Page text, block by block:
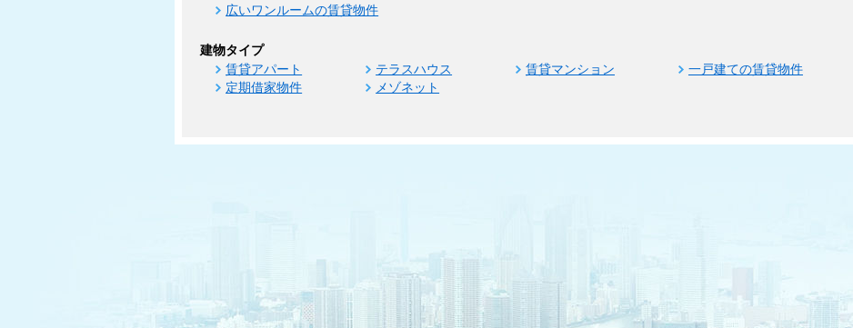
広いワンルームの賃貸物件
建物タイプ
賃貸アパート テラスハウス 賃貸マンション 一戸建ての賃貸物件
定期借家物件
メゾネット